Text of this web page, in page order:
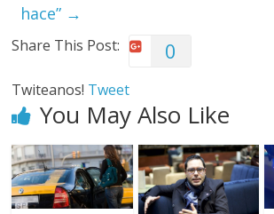
hace” →
Share This Post: 0
Twiteanos! Tweet
You May Also Like